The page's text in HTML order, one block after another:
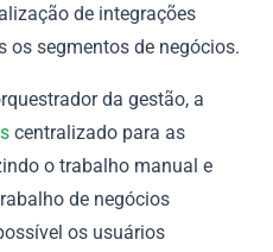
de integrações
os segmentos de negócios.
da gestão, a
centralizado para as
o trabalho manual e
de negócios
os usuários